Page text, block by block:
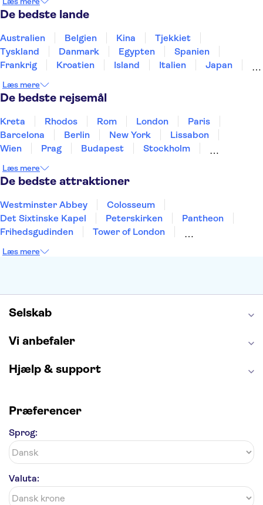
Siam Park
Caminito del Rey
Masca
Alhambra
Palma Beach - El Arenal
De bedste lande
Australien Belgien Kina
Tjekkiet
Tyskland
Danmark Egypten
Spanien
Frankrig
Kroatien Island Italien
Japan
Thailand
Tyrkiet
Læs mere
De bedste rejsemål
Kreta Rhodos Rom London
Paris
Barcelona
Berlin New York
Lissabon
Wien
Prag Budapest
Stockholm
Aarhus
Helsingborg
Læs mere
De bedste attraktioner
Westminster Abbey
Colosseum
Det Sixtinske Kapel
Peterskirken
Pantheon
Frihedsgudinden
Tower of London
Burj Khalifa
Læs mere
Selskab
Vi anbefaler
Hjælp & support
Præferencer
Sprog:
Valuta: